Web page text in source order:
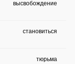
высвобождение
становиться
тюрьма